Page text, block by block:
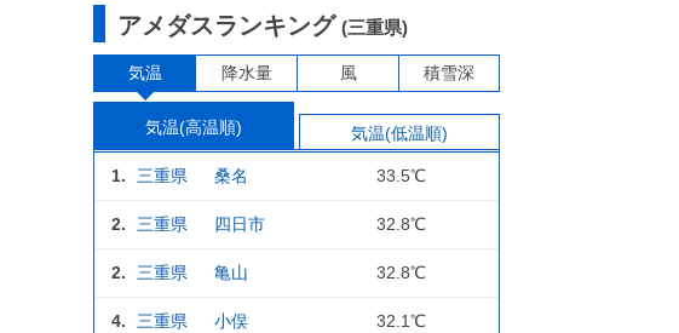
アメダスランキング (三重県)
気温 降水量 風 積雪深
気温(高温順) 気温(低温順)
1. 三重県 桑名 33.5℃
2. 三重県 四日市 32.8℃
2. 三重県 亀山 32.8℃
4. 三重県 小俣 32.1℃